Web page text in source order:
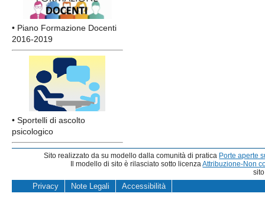
• Piano Formazione Docenti
2016-2019
• Sportelli di ascolto
psicologico
Sito realizzato da su modello dalla comunità di pratica Porte aperte
Il modello di sito è rilasciato sotto licenzaAttribuzione-Non
Privacy Note Legali Accessibilità